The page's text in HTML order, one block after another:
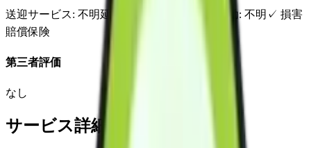
送迎サービス: 不明延長サービス 自宅援助: 不明 ✓ 損害
賠償保険
第三者評価
なし
サービス詳細